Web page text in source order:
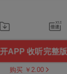
APP 收听完整版
购买 ￥ 2.00